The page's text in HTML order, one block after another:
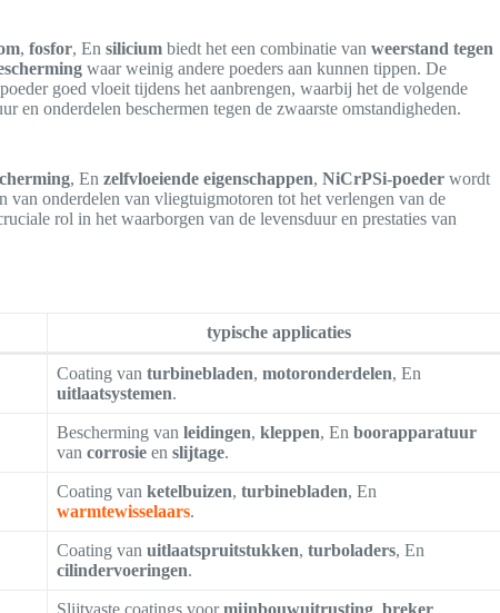
,fosfor, Ensilicium biedt het een combinatie vanweerstand tegen
waar weinig andere poeders aan kunnen tippen. De
goed vloeit tijdens het aanbrengen, waarbij het de volgende
en onderdelen beschermen tegen de zwaarste omstandigheden.
, Enzelfvloeiende eigenschappen,NiCrPSi-poeder wordt
van onderdelen van vliegtuigmotoren tot het verlengen van de
rol in het waarborgen van de levensduur en prestaties van
typische applicaties
Coating vanturbinebladen,motoronderdelen, En
uitlaatsystemen.
Bescherming vanleidingen,kleppen, Enboorapparatuur
vancorrosie enslijtage.
Coating vanketelbuizen,turbinebladen, En
warmtewisselaars.
Coating vanuitlaatspruitstukken,turboladers, En
cilindervoeringen.